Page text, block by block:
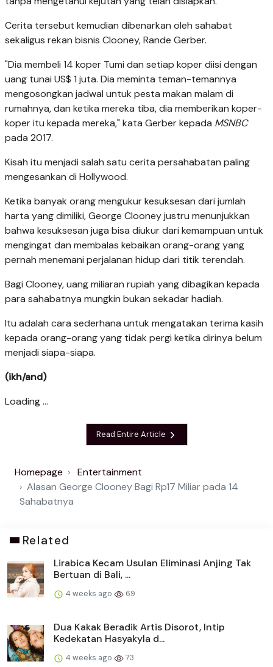
Cerita tersebut kemudian dibenarkan oleh sahabat
sekaligus rekan bisnis Clooney, Rande Gerber.
"Dia membeli 14 koper Tumi dan setiap koper diisi dengan
uang tunai US$ 1 juta. Dia meminta teman-temannya
mengosongkan jadwal untuk pesta makan malam di
rumahnya, dan ketika mereka tiba, dia memberikan koper-
koper itu kepada mereka," kata Gerber kepada MSNBC
pada 2017.
Kisah itu menjadi salah satu cerita persahabatan paling
mengesankan di Hollywood.
Ketika banyak orang mengukur kesuksesan dari jumlah
harta yang dimiliki, George Clooney justru menunjukkan
bahwa kesuksesan juga bisa diukur dari kemampuan untuk
mengingat dan membalas kebaikan orang-orang yang
pernah menemani perjalanan hidup dari titik terendah.
Bagi Clooney, uang miliaran rupiah yang dibagikan kepada
para sahabatnya mungkin bukan sekadar hadiah.
Itu adalah cara sederhana untuk mengatakan terima kasih
kepada orang-orang yang tidak pergi ketika dirinya belum
menjadi siapa-siapa.
(ikh/and)
Loading ...
Read Entire Article
Homepage
Entertainment
Alasan George Clooney Bagi Rp17 Miliar pada 14
Sahabatnya
Related
Lirabica Kecam Usulan Eliminasi Anjing Tak
Bertuan di Bali, ...
4 weeks ago 69
Dua Kakak Beradik Artis Disorot, Intip
Kedekatan Hasyakyla d...
4 weeks ago 73